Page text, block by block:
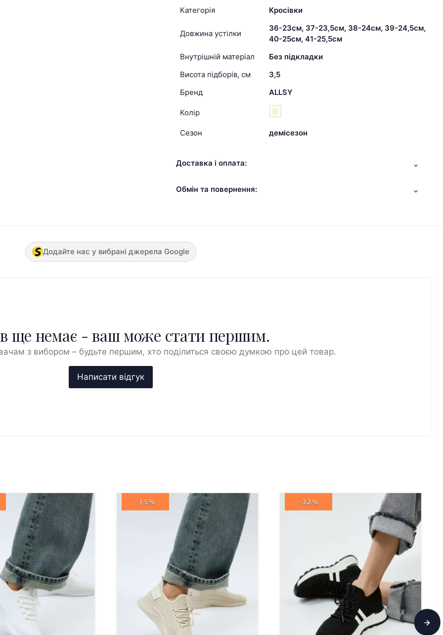
Категорія
Кросівки
Довжина устілки
36-23см, 37-23,5см, 38-24см, 39-24,5см,
40-25см, 41-25,5см
Внутрішній матеріал
Без підкладки
Висота підборів, см
3,5
Бренд
ALLSY
Колір
Сезон демісезон
Доставка і оплата:
Обмін та повернення:
Додайте нас у вибрані джерела Google
ще немає - ваш може стати першим.
з вибором – будьте першим, хто поділиться своєю думкою про цей товар.
-15% -32%